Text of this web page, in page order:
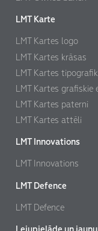
Izvēlamies
LMT Karte
LMT Kartes logo
LMT Kartes krāsas
LMT Kartes
LMT Kartes grafiskie
LMT Kartes paterni
LMT Kartes attēli
LMT Innovations
LMT Innovations
LMT Defence
LMT Defence